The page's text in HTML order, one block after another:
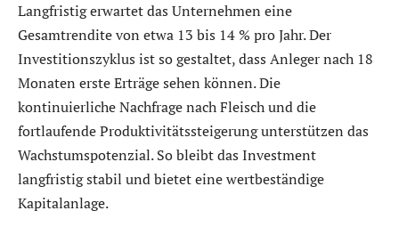
Langfristig erwartet das Unternehmen eine
Gesamtrendite von etwa 13 bis 14 % pro Jahr. Der
Investitionszyklus ist so gestaltet, dass Anleger nach 18
Monaten erste Erträge sehen können. Die
kontinuierliche Nachfrage nach Fleisch und die
fortlaufende Produktivitätssteigerung unterstützen das
Wachstumspotenzial. So bleibt das Investment
langfristig stabil und bietet eine wertbeständige
Kapitalanlage.